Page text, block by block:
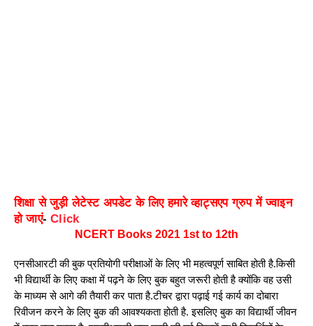
शिक्षा से जुड़ी लेटेस्ट अपडेट के लिए हमारे व्हाट्सएप ग्रुप में ज्वाइन
हो जाएं-Click
NCERT Books 2021 1st to 12th
एनसीआरटी की बुक प्रतियोगी परीक्षाओं के लिए भी महत्वपूर्ण साबित होती है.किसी
भी विद्यार्थी के लिए कक्षा में पढ़ने के लिए बुक बहुत जरूरी होती है क्योंकि वह उसी
के माध्यम से आगे की तैयारी कर पाता है.टीचर द्वारा पढ़ाई गई कार्य का दोबारा
रिवीजन करने के लिए बुक की आवश्यकता होती है. इसलिए बुक का विद्यार्थी जीवन